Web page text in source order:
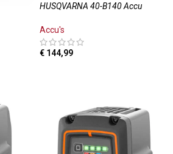
HUSQVARNA 40-B140 Accu
Accu's
€ 144,99